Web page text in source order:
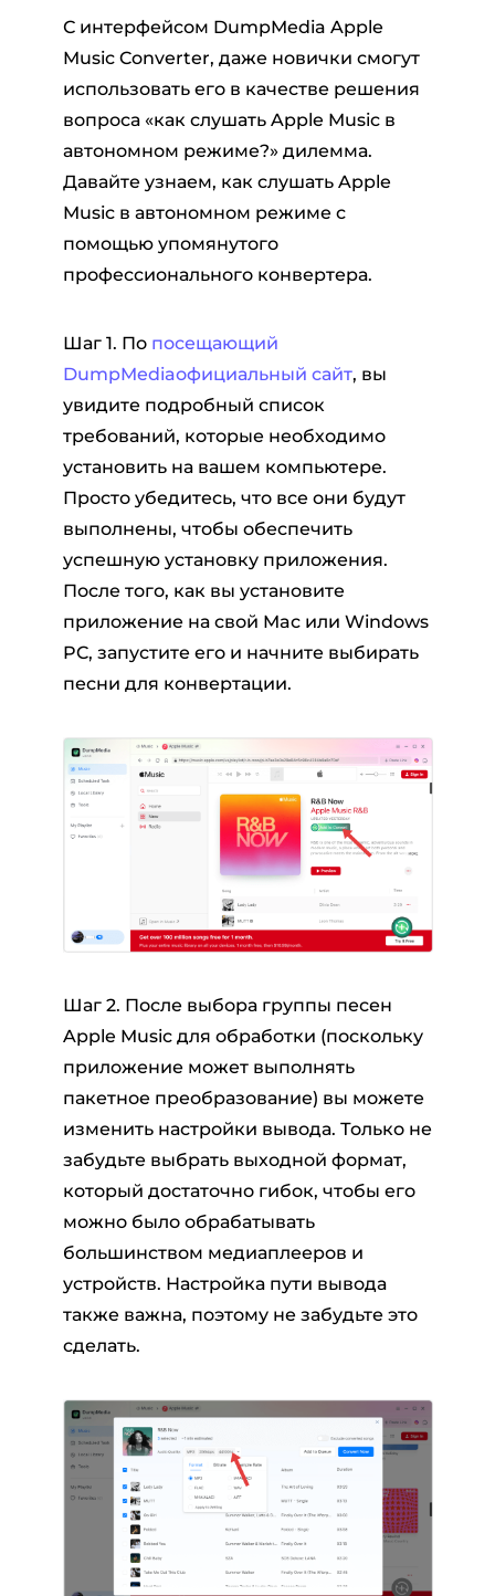
С интерфейсом DumpMedia Apple
Music Converter, даже новички смогут
использовать его в качестве решения
вопроса «как слушать Apple Music в
автономном режиме?» дилемма.
Давайте узнаем, как слушать Apple
Music в автономном режиме с
помощью упомянутого
профессионального конвертера.
Шаг 1. По посещающий
DumpMediaофициальный сайт, вы
увидите подробный список
требований, которые необходимо
установить на вашем компьютере.
Просто убедитесь, что все они будут
выполнены, чтобы обеспечить
успешную установку приложения.
После того, как вы установите
приложение на свой Mac или Windows
PC, запустите его и начните выбирать
песни для конвертации.
Шаг 2. После выбора группы песен
Apple Music для обработки (поскольку
приложение может выполнять
пакетное преобразование) вы можете
изменить настройки вывода. Только не
забудьте выбрать выходной формат,
который достаточно гибок, чтобы его
можно было обрабатывать
большинством медиаплееров и
устройств. Настройка пути вывода
также важна, поэтому не забудьте это
сделать.